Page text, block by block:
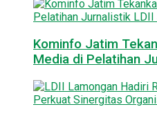
Kominfo Jatim
Media di Pelatihan